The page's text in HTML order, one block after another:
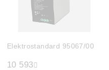
Elektrostandard 95067/00
10 593